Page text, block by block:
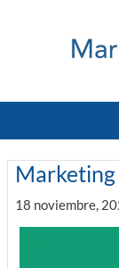
Marketing
18 noviembre,